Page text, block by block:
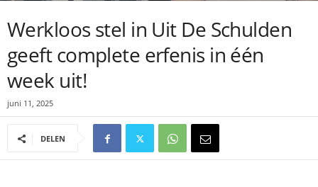
Werkloos stel in Uit De Schulden
geeft complete erfenis in één
week uit!
juni 11, 2025
DELEN